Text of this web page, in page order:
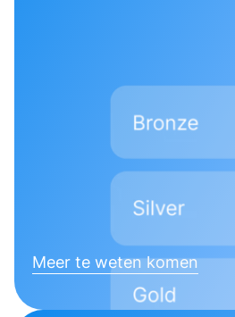
Meer te weten komen